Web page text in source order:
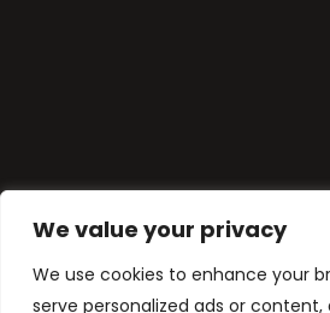
We value your privacy
We use cookies to enhance your
serve personalized ads or content,